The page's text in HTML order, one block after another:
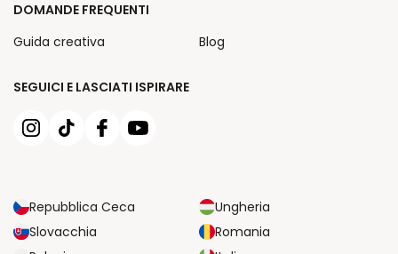
SEGUICI E LASCIATI ISPIRARE
Repubblica Ceca
Ungheria
Slovacchia
Romania
DOMANDE FREQUENTI
Guida creativa
Blog